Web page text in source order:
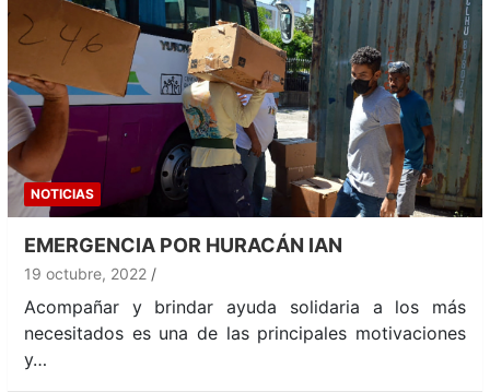
NOTICIAS
EMERGENCIA POR HURACÁN IAN
19 octubre, 2022
Acompañar y brindar ayuda solidaria a los más
necesitados es una de las principales motivaciones
y…